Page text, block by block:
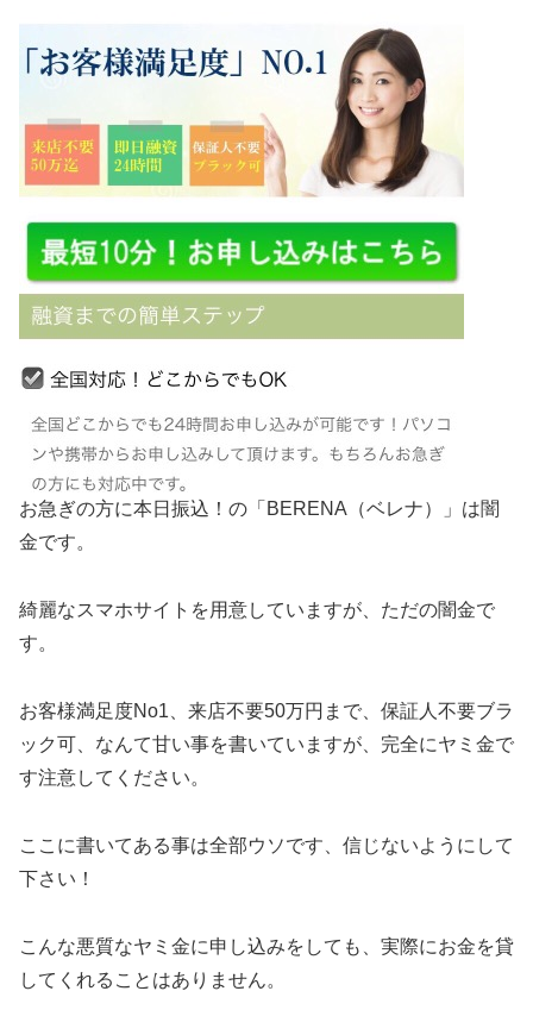
お急ぎの方に本日振込！の「BERENA（ベレナ）」は闇
金です。
綺麗なスマホサイトを用意していますが、ただの闇金で
す。
お客様満足度No1、来店不要50万円まで、保証人不要ブラ
ック可、なんて甘い事を書いていますが、完全にヤミ金で
す注意してください。
ここに書いてある事は全部ウソです、信じないようにして
下さい！
こんな悪質なヤミ金に申し込みをしても、実際にお金を貸
してくれることはありません。